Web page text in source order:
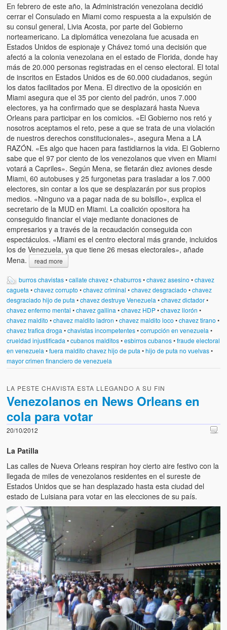
En febrero de este año, la Administración venezolana decidió
cerrar el Consulado en Miami como respuesta a la expulsión de
su consul general, Livia Acosta, por parte del Gobierno
norteamericano. La diplomática venezolana fue acusada en
Estados Unidos de espionaje y Chávez tomó una decisión que
afectó a la colonia venezolana en el estado de Florida, donde hay
más de 20.000 personas registradas en el censo electoral. El total
de inscritos en Estados Unidos es de 60.000 ciudadanos, según
los datos facilitados por Mena. El directivo de la oposición en
Miami asegura que el 35 por ciento del padrón, unos 7.000
electores, ya ha confirmado que se desplazará hasta Nueva
Orleans para participar en los comicios. «El Gobierno nos retó y
nosotros aceptamos el reto, pese a que se trata de una violación
de nuestros derechos constitucionales», asegura Mena a LA
RAZÓN. «Es algo que hacen para fastidiarnos la vida. El Gobierno
sabe que el 97 por ciento de los venezolanos que viven en Miami
votará a Capriles». Según Mena, se fletarán diez aviones desde
Miami, 60 autobuses y 25 furgonetas para trasladar a los 7.000
electores, sin contar a los que se desplazarán por sus propios
medios. «Ninguno va a pagar nada de su bolsillo», explica el
secretario de la MUD en Miami. La coalición opositora ha
conseguido financiar el viaje mediante donaciones de
empresarios y a través de la recaudación conseguida con
espectáculos. «Miami es el centro electoral más grande, incluidos
los de Venezuela, ya que tiene 26 mesas electorales», añade
Mena.
read more
burros chavistas•callate chavez•chaburros•chavez asesino •chavez
cagueta •chavez corrupto •chavez criminal •chavez desgraciado •chavez
desgraciado hijo de puta •chavez destruye Venezuela •chavez dictador•
chavez enfermo mental •chavez gallina •chavez HDP•chavez llorón •
chavez maldito •chavez maldito ladron •chavez maldito loco •chavez tirano •
chavez trafica droga •chavistas incompetentes•corrupción en venezuela •
crueldad injustificada •cubanos malditos•esbirros cubanos•fraude electoral
en venezuela •fuera maldito chavez hijo de puta •hijo de puta no vuelvas•
mayor crimen financiero de venezuela
LA PESTE CHAVISTA ESTA LLEGANDO A SU FIN
Venezolanos en News Orleans en
cola para votar
20/10/2012
La Patilla
Las calles de Nueva Orleans respiran hoy cierto aire festivo con la
llegada de miles de venezolanos residentes en el sureste de
Estados Unidos que se han desplazado hasta esta ciudad del
estado de Luisiana para votar en las elecciones de su país.